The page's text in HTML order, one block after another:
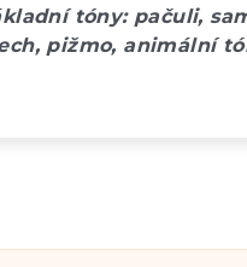
tóny: pačuli,
pižmo, animální